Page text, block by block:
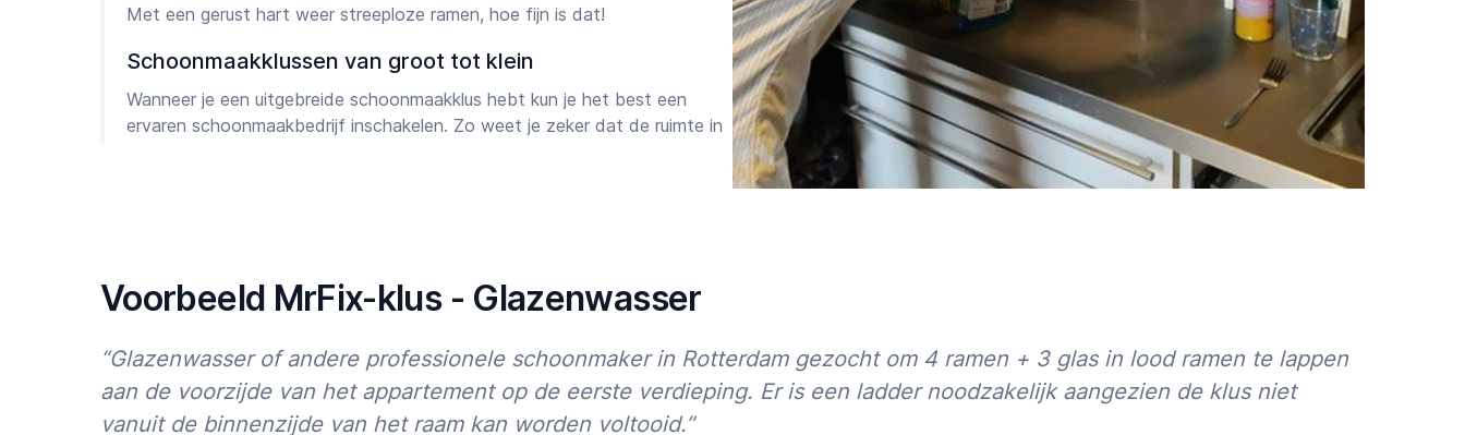
Met een gerust hart weer streeploze ramen, hoe fijn is dat!
Schoonmaakklussen van groot tot klein
Wanneer je een uitgebreide schoonmaakklus hebt kun je het best een
ervaren schoonmaakbedrijf inschakelen. Zo weet je zeker dat de ruimte in
bieden wemeubel- en tapijtreinigingen schoorsteenvegersalsmede
tegels in je tuin.
Eenvoudig een schoonmaker boeken
Voorbeeld MrFix-klus - Glazenwasser
“Glazenwasser of andere professionele schoonmaker in Rotterdam gezocht om 4 ramen + 3 glas in lood ramen te lappen
aan de voorzijde van het appartement op de eerste verdieping. Er is een ladder noodzakelijk aangezien de klus niet
vanuit de binnenzijde van het raam kan worden voltooid.”
Starttijd